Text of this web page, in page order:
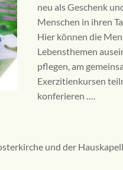
neu als Geschenk
Menschen in ihren
Hier können die
Lebensthemen
pflegen, am
Exerzitienkursen
konferieren ….
und der